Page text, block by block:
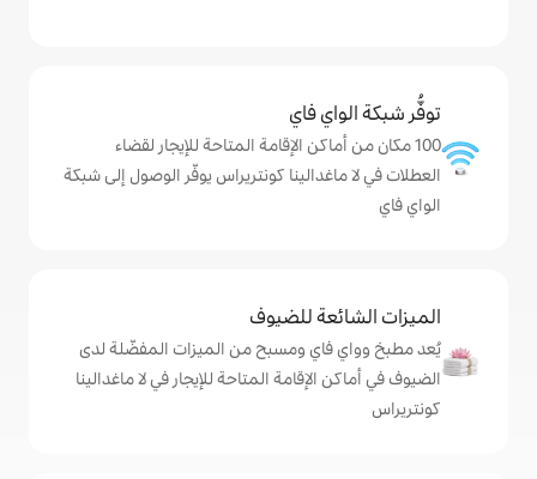
الإقامة المتاحة للإيجار لقضاء
كونتريراس يوفّر الوصول إلى شبكة
ومسبح من الميزات المفضّلة لدى
المتاحة للإيجار في لا ماغدالينا